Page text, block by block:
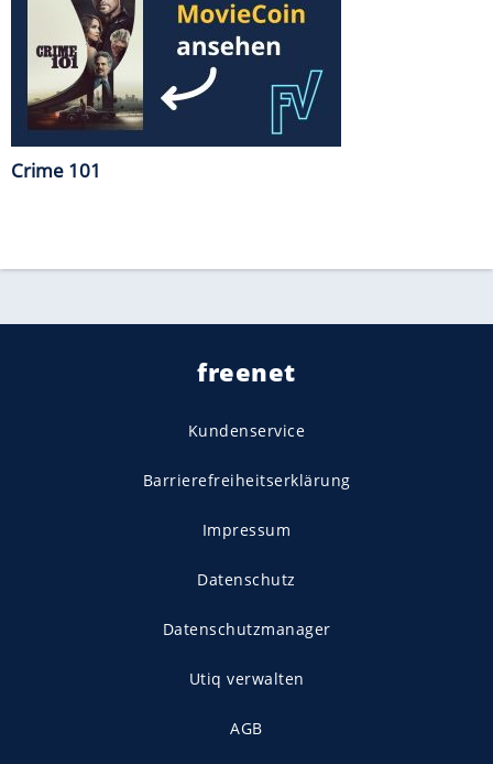
Crime 101
freenet
Kundenservice
Barrierefreiheitserklärung
Impressum
Datenschutz
Datenschutzmanager
Utiq verwalten
AGB